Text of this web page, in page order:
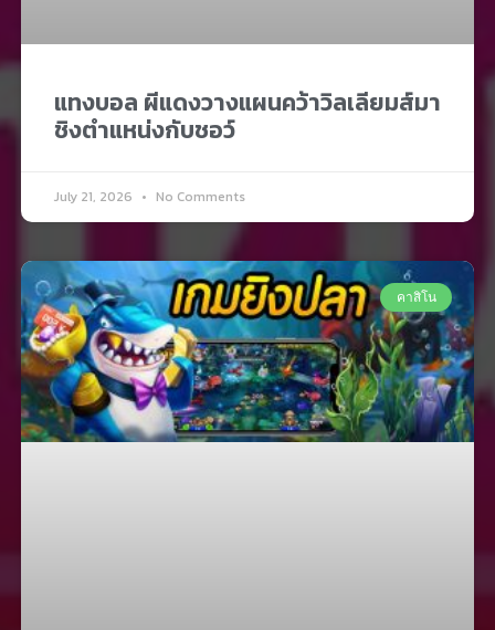
แทงบอล ผีแดงวางแผนคว้าวิลเลียมส์มา
ชิงตำแหน่งกับชอว์
July 21, 2026 No Comments
คาสิโน